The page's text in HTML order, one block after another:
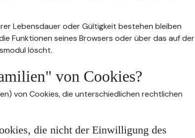
Lebensdauer oder Gültigkeit bestehen bleiben
Funktionen seines Browsers oder über das auf der
löscht.
von Cookies?
von Cookies, die unterschiedlichen rechtlichen
die nicht der Einwilligung des